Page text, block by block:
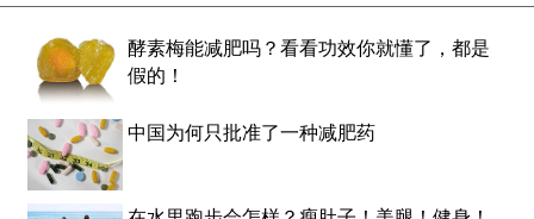
酵素梅能减肥吗？看看功效你就懂了，都是
假的！
中国为何只批准了一种减肥药